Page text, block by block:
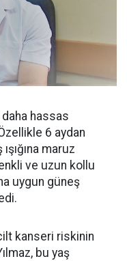
daha hassas
6 aydan
maruz
ve uzun kollu
uygun güneş
cilt kanseri riskinin
bu yaş